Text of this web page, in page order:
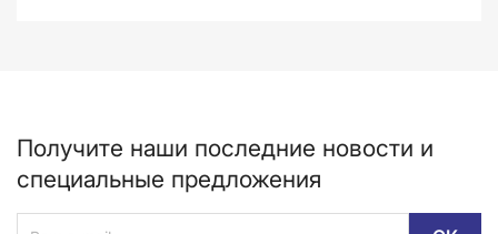
Получите наши последние новости и
специальные предложения